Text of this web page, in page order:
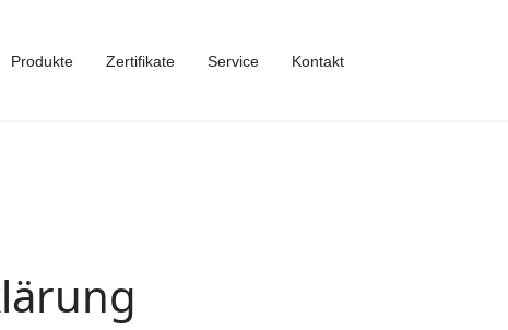
Produkte Zertifikate Service Kontakt